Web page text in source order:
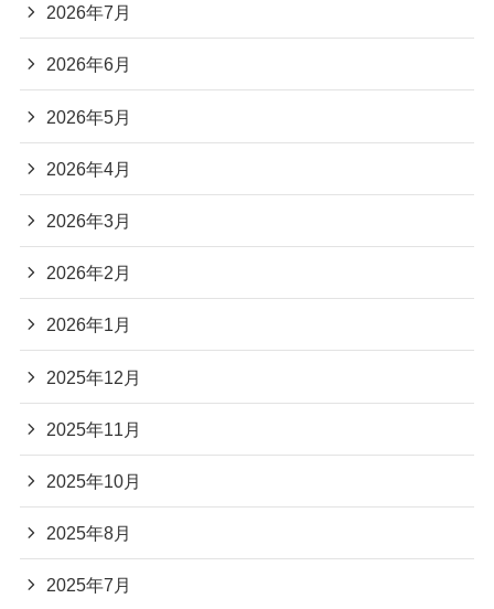
2026年7月
2026年6月
2026年5月
2026年4月
2026年3月
2026年2月
2026年1月
2025年12月
2025年11月
2025年10月
2025年8月
2025年7月